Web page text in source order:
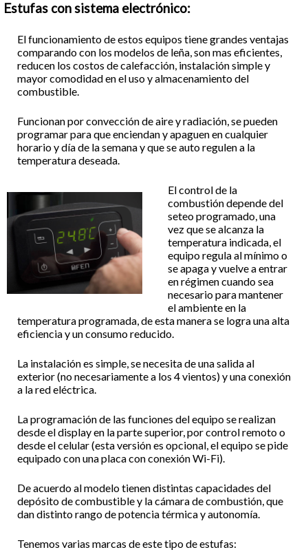
Estufas con sistema electrónico:
El funcionamiento de estos equipos tiene grandes ventajas
comparando con los modelos de leña, son mas eficientes,
reducen los costos de calefacción, instalación simple y
mayor comodidad en el uso y almacenamiento del
combustible.
Funcionan por convección de aire y radiación, se pueden
programar para que enciendan y apaguen en cualquier
horario y día de la semana y que se auto regulen a la
temperatura deseada.
El control de la
combustión depende del
seteo programado, una
vez que se alcanza la
temperatura indicada, el
equipo regula al mínimo o
se apaga y vuelve a entrar
en régimen cuando sea
necesario para mantener
el ambiente en la
temperatura programada, de esta manera se logra una alta
eficiencia y un consumo reducido.
La instalación es simple, se necesita de una salida al
exterior (no necesariamente a los 4 vientos) y una conexión
a la red eléctrica.
La programación de las funciones del equipo se realizan
desde el display en la parte superior, por control remoto o
desde el celular (esta versión es opcional, el equipo se pide
equipado con una placa con conexión Wi-Fi).
De acuerdo al modelo tienen distintas capacidades del
depósito de combustible y la cámara de combustión, que
dan distinto rango de potencia térmica y autonomía.
Tenemos varias marcas de este tipo de estufas: